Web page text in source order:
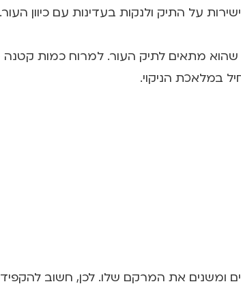
על התיק ולנקות בעדינות עם כיוון
שהוא מתאים לתיק העור. למרוח כמות
במלאכת הניקוי.
ומשנים את המרקם שלו. לכן, חשוב